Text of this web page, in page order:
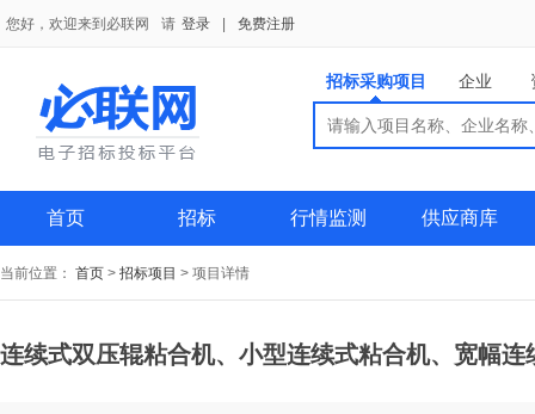
您好，欢迎来到必联网 请 登录 免费注册
招标采购项目 企业
首页 招标 行情监测 供应商库
当前位置： 首页 > 招标项目 > 项目详情
连续式双压辊粘合机、小型连续式粘合机、宽幅